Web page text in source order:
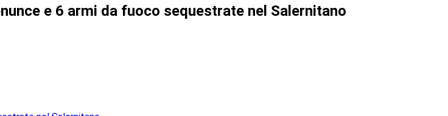
e 6 armi da fuoco sequestrate nel Salernitano